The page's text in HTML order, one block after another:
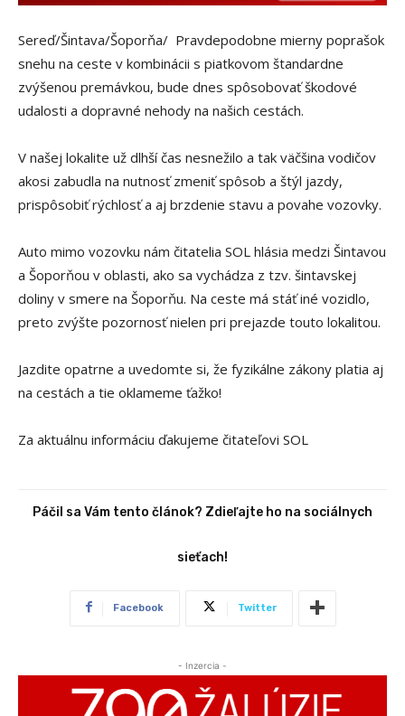
Sereď/Šintava/Šoporňa/ Pravdepodobne mierny poprašok
snehu na ceste v kombinácii s piatkovom štandardne
zvýšenou premávkou, bude dnes spôsobovať škodové
udalosti a dopravné nehody na našich cestách.
V našej lokalite už dlhší čas nesnežilo a tak väčšina vodičov
akosi zabudla na nutnosť zmeniť spôsob a štýl jazdy,
prispôsobiť rýchlosť a aj brzdenie stavu a povahe vozovky.
Auto mimo vozovku nám čitatelia SOL hlásia medzi Šintavou
a Šoporňou v oblasti, ako sa vychádza z tzv. šintavskej
doliny v smere na Šoporňu. Na ceste má stáť iné vozidlo,
preto zvýšte pozornosť nielen pri prejazde touto lokalitou.
Jazdite opatrne a uvedomte si, že fyzikálne zákony platia aj
na cestách a tie oklameme ťažko!
Za aktuálnu informáciu ďakujeme čitateľovi SOL
Páčil sa Vám tento článok? Zdieľajte ho na sociálnych
sieťach!
Facebook Twitter
- Inzercia -